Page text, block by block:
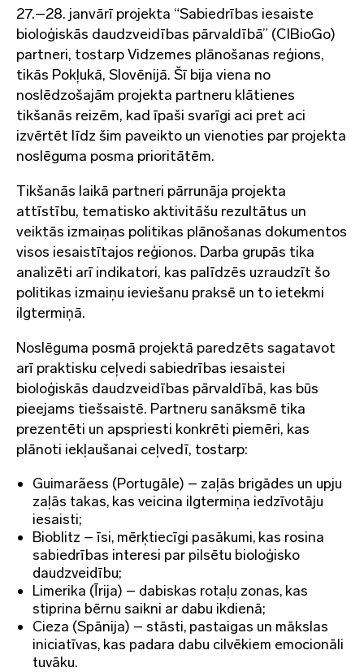
27.–28. janvārī projekta “Sabiedrības iesaiste
bioloģiskās daudzveidības pārvaldībā” (CIBioGo)
partneri, tostarp Vidzemes plānošanas reģions,
tikās Pokļukā, Slovēnijā. Šī bija viena no
noslēdzošajām projekta partneru klātienes
tikšanās reizēm, kad īpaši svarīgi aci pret aci
izvērtēt līdz šim paveikto un vienoties par projekta
noslēguma posma prioritātēm.
Tikšanās laikā partneri pārrunāja projekta
attīstību, tematisko aktivitāšu rezultātus un
veiktās izmaiņas politikas plānošanas dokumentos
visos iesaistītajos reģionos. Darba grupās tika
analizēti arī indikatori, kas palīdzēs uzraudzīt šo
politikas izmaiņu ieviešanu praksē un to ietekmi
ilgtermiņā.
Noslēguma posmā projektā paredzēts sagatavot
arī praktisku ceļvedi sabiedrības iesaistei
bioloģiskās daudzveidības pārvaldībā, kas būs
pieejams tiešsaistē. Partneru sanāksmē tika
prezentēti un apspriesti konkrēti piemēri, kas
plānoti iekļaušanai ceļvedī, tostarp:
Guimarãess (Portugāle) – zaļās brigādes un upju
zaļās takas, kas veicina ilgtermiņa iedzīvotāju
iesaisti;
Bioblitz – īsi, mērķtiecīgi pasākumi, kas rosina
sabiedrības interesi par pilsētu bioloģisko
daudzveidību;
Limerika (Īrija) – dabiskas rotaļu zonas, kas
stiprina bērnu saikni ar dabu ikdienā;
Cieza (Spānija) – stāsti, pastaigas un mākslas
iniciatīvas, kas padara dabu cilvēkiem emocionāli
tuvāku.